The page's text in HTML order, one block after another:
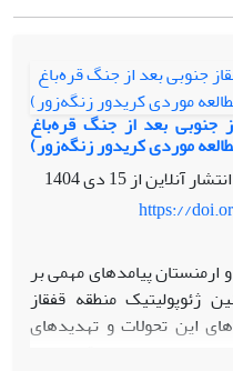
جنوبی بعد از جنگ قره‌باغ
آنلاین از15 دی 1404
https://
ارمنستان پیامدهای مهمی بر
ژئوپولیتیک منطقه قفقاز
این تحولات و تهدیدهای
است بحران قره باغ و